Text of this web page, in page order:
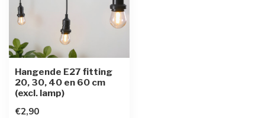
Hangende E27 fitting
20, 30, 40 en 60 cm
(excl. lamp)
€2,90